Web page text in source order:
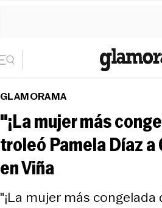
GLAMORAMA
"¡La mujer más
troleó Pamela Díaz a
en Viña
"¡La mujer más congelada